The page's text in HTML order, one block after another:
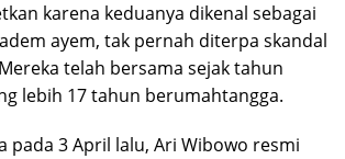
karena keduanya dikenal sebagai
ayem, tak pernah diterpa skandal
telah bersama sejak tahun
lebih 17 tahun berumahtangga.
pada 3 April lalu, Ari Wibowo resmi